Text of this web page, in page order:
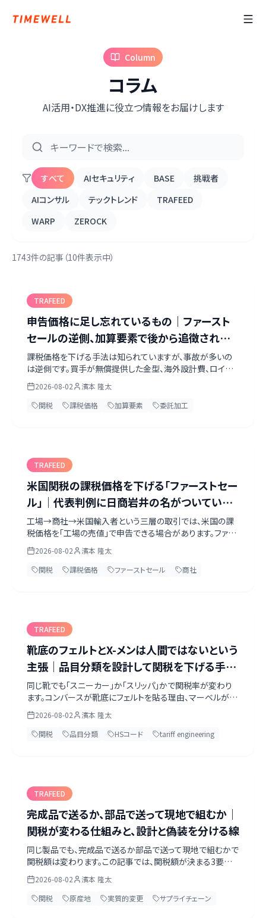
Column
コラム
AI活用・DX推進に役立つ情報をお届けします
すべて AIセキュリティ BASE
挑戦者
AIコンサル
テックトレンド
TRAFEED
WARP
ZEROCK
1743件の記事（10件表示中）
TRAFEED
申告価格に足し忘れているもの｜ファースト
セールの逆側、加算要素で後から追徴される
構造
課税価格を下げる手法は知られていますが、事故が多いの
は逆側です。買手が無償提供した金型、海外設計費、ロイヤ
ルティ、売手に戻る収益——これらは申告価格に加算する義
務があります。日本の関税定率法第4条と米国19 U.S.C.
1401a(b)(1)の条文を並べ、運賃の扱いが日米で逆になる
2026-08-02
濱本 隆太
関税
課税価格 加算要素 委託加工
TRAFEED
米国関税の課税価格を下げる「ファーストセー
ル」｜代表判例に日商岩井の名がついている
理由
工場→商社→米国輸入者という三層の取引では、米国の課
税価格を「工場の売値」で申告できる場合があります。ファー
ストセール（First Sale）と呼ばれる手法で、代表判例は日本
の商社の名を冠した Nissho Iwai 事件です。成立する3要件、
CBPが立証責任を輸入者に置いていること、そして米国議会
2026-08-02
濱本 隆太
関税
課税価格 ファーストセール 商社
TRAFEED
靴底のフェルトとX-メンは人間ではないという
主張｜品目分類を設計して関税を下げる手法
と、その限界
同じ靴でも「スニーカー」か「スリッパ」かで関税率が変わり
ます。コンバースが靴底にフェルトを貼る理由、マーベルがX-
メンのフィギュアを「人形ではない」と主張して勝った裁判。
品目分類を設計して関税を下げる手法（tariff
engineering）は合法ですが、明確な限界があります。何が
2026-08-02
濱本 隆太
関税
品目分類 HSコード tariff engineering
TRAFEED
完成品で送るか、部品で送って現地で組むか｜
関税が変わる仕組みと、設計と偽装を分ける線
同じ製品でも、完成品で送るか部品で送って現地で組むかで
関税額は変わります。この記事では、関税額が決まる3要素、
パターン別の試算例、そして「実質的変更」という法的な線引
きを整理します。組立だけでは原産地は変わらないこと、同
じ工場・同じ組立でもモデルごとに結論が分かれたCyber
2026-08-02
濱本 隆太
関税
原産地 実質的変更 サプライチェーン